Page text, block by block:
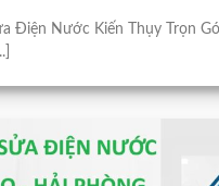
Điện Nước Kiến Thụy Trọn